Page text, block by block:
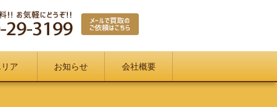
ア お知らせ 会社概要